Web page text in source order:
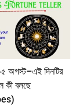
অগস্ট–এই দিনটির
কী বলছে